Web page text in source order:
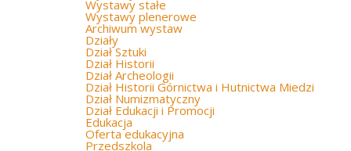
Wystawy stałe
Wystawy plenerowe
Archiwum wystaw
Działy
Dział Sztuki
Dział Historii
Dział Archeologii
Dział Historii Górnictwa i Hutnictwa Miedzi
Dział Numizmatyczny
Dział Edukacji i Promocji
Edukacja
Oferta edukacyjna
Przedszkola